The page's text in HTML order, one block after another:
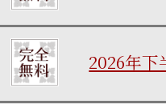
2026年下